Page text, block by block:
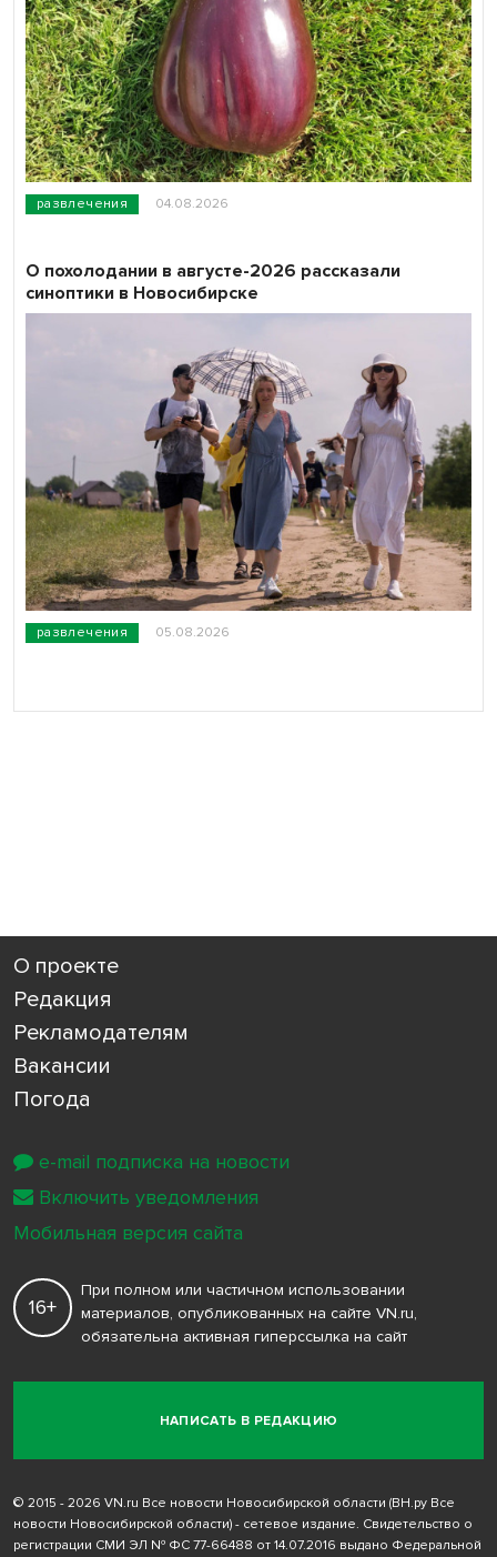
развлечения 04.08.2026
развлечения 05.08.2026
О похолодании в августе-2026 рассказали
синоптики в Новосибирске
О проекте
Редакция
Рекламодателям
Вакансии
Погода
НАПИСАТЬ В РЕДАКЦИЮ
16+
При полном или частичном использовании
материалов, опубликованных на сайте VN.ru,
обязательна активная гиперссылка на сайт
© 2015 - 2026 VN.ru Все новости Новосибирской области (ВН.ру Все
новости Новосибирской области) - сетевое издание. Свидетельство о
регистрации СМИ ЭЛ № ФС 77-66488 от 14.07.2016 выдано Федеральной
e-mail подписка на новости
Включить уведомления
Мобильная версия сайта